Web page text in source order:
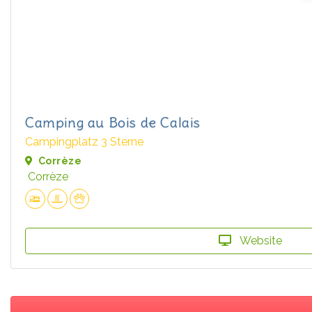
Camping au Bois de Calais
Campingplatz 3 Sterne
Corrèze
Corrèze
Website